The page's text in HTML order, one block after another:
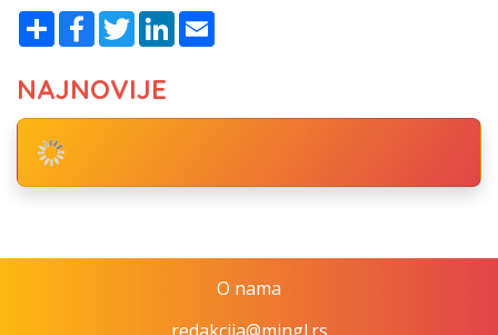
ShareFacebook
TwitterLinkedIn
NAJNOVIJE
O nama